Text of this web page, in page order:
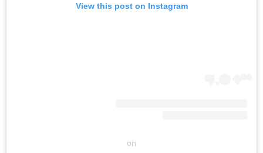
View this post on Instagram
on